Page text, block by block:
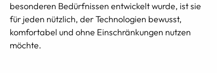
besonderen Bedürfnissen entwickelt wurde, ist sie
für jeden nützlich, der Technologien bewusst,
komfortabel und ohne Einschränkungen nutzen
möchte.